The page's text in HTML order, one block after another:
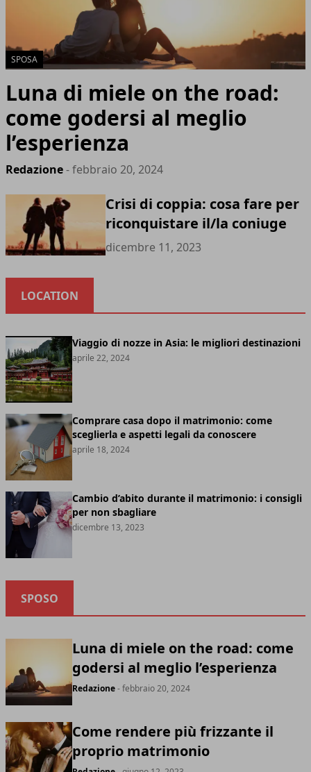
SPOSA
Luna di miele on the road:
come godersi al meglio
l’esperienza
Redazione- febbraio 20, 2024
Crisi di coppia: cosa fare per
riconquistare il/la coniuge
dicembre 11, 2023
LOCATION
Viaggio di nozze in Asia: le migliori destinazioni
aprile 22, 2024
Comprare casa dopo il matrimonio: come
sceglierla e aspetti legali da conoscere
aprile 18, 2024
Cambio d’abito durante il matrimonio: i consigli
per non sbagliare
dicembre 13, 2023
SPOSO
Luna di miele on the road: come
godersi al meglio l’esperienza
Redazione- febbraio 20, 2024
Come rendere più frizzante il
proprio matrimonio